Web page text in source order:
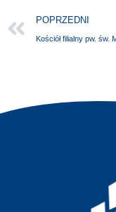
POPRZEDNI